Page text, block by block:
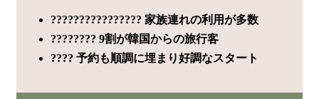
????‍????‍????‍???? 家族連れの利用が多数
???????? 9割が韓国からの旅行客
???? 予約も順調に埋まり好調なスタート